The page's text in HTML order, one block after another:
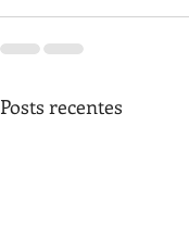
Posts recentes